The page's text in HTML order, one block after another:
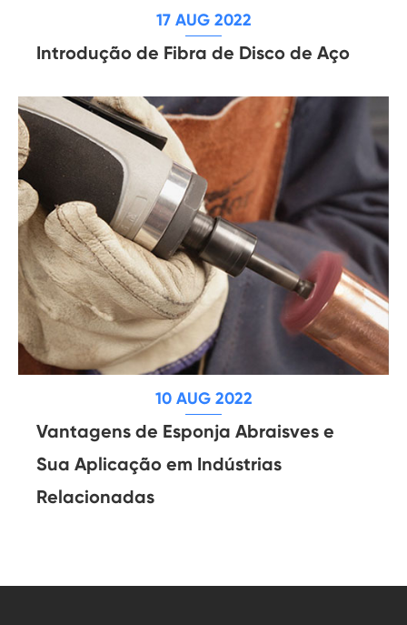
17 AUG 2022
Introdução de Fibra de Disco de Aço
10 AUG 2022
Vantagens de Esponja Abraisves e
Sua Aplicação em Indústrias
Relacionadas